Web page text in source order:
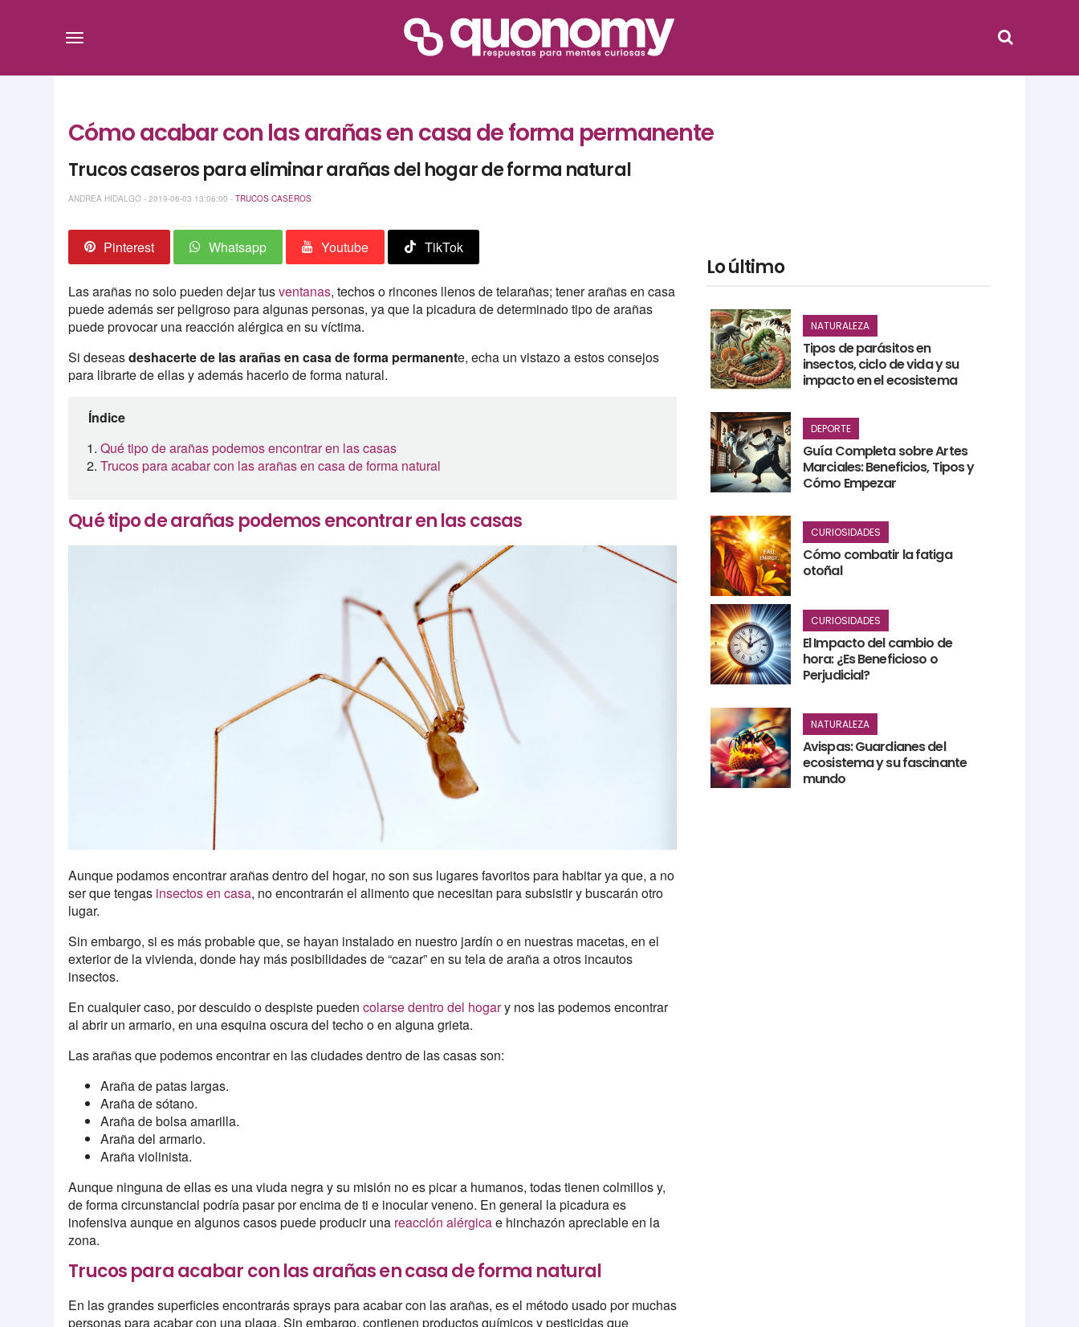
Cómo acabar con las arañas en casa de forma permanente
Trucos caseros para eliminar arañas del hogar de forma natural
ANDREA HIDALGO - 2019-06-03 13:06:00 -TRUCOS CASEROS
Pinterest Whatsapp Youtube TikTok
Las arañas no solo pueden dejar tusventanas, techos o rincones llenos de telarañas; tener arañas en casa
puede además ser peligroso para algunas personas, ya que la picadura de determinado tipo de arañas
puede provocar una reacción alérgica en su víctima.
Si deseasdeshacerte de las arañas en casa de forma permanente, echa un vistazo a estos consejos
para librarte de ellas y además hacerlo de forma natural.
Índice
Qué tipo de arañas podemos encontrar en las casas
Trucos para acabar con las arañas en casa de forma natural
Qué tipo de arañas podemos encontrar en las casas
Aunque podamos encontrar arañas dentro del hogar, no son sus lugares favoritos para habitar ya que, a no
ser que tengas insectos en casa, no encontrarán el alimento que necesitan para subsistir y buscarán otro
lugar.
Sin embargo, si es más probable que, se hayan instalado en nuestro jardín o en nuestras macetas, en el
exterior de la vivienda, donde hay más posibilidades de “cazar” en su tela de araña a otros incautos
insectos.
En cualquier caso, por descuido o despiste puedencolarse dentro del hogary nos las podemos encontrar
al abrir un armario, en una esquina oscura del techo o en alguna grieta.
Las arañas que podemos encontrar en las ciudades dentro de las casas son:
Araña de patas largas.
Araña de sótano.
Araña de bolsa amarilla.
Araña del armario.
Araña violinista.
Aunque ninguna de ellas es una viuda negra y su misión no es picar a humanos, todas tienen colmillos y,
de forma circunstancial podría pasar por encima de ti e inocular veneno. En general la picadura es
inofensiva aunque en algunos casos puede producir una reacción alérgicae hinchazón apreciable en la
zona.
Trucos para acabar con las arañas en casa de forma natural
En las grandes superficies encontrarás sprays para acabar con las arañas, es el método usado por muchas
personas para acabar con una plaga. Sin embargo, contienen productos químicos y pesticidas que
Lo último
NATURALEZA
Tipos de parásitos en
insectos, ciclo de vida y su
impacto en el ecosistema
DEPORTE
Guía Completa sobre Artes
Marciales: Beneficios, Tipos y
Cómo Empezar
CURIOSIDADES
Cómo combatir la fatiga
otoñal
CURIOSIDADES
El Impacto del cambio de
hora: ¿Es Beneficioso o
Perjudicial?
NATURALEZA
Avispas: Guardianes del
ecosistema y su fascinante
mundo